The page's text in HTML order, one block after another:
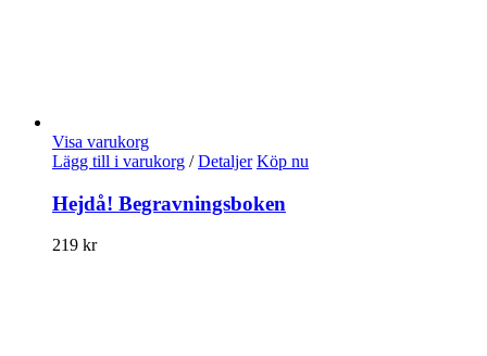
Visa varukorg
Lägg till i varukorg / Detaljer Köp nu
Hejdå! Begravningsboken
219 kr